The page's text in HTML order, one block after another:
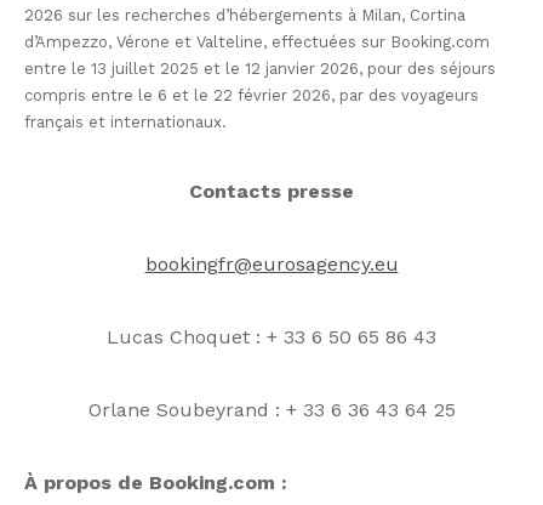
2026 sur les recherches d’hébergements à Milan, Cortina
d’Ampezzo, Vérone et Valteline, effectuées sur Booking.com
entre le 13 juillet 2025 et le 12 janvier 2026, pour des séjours
compris entre le 6 et le 22 février 2026, par des voyageurs
français et internationaux.
Contacts presse
bookingfr@eurosagency.eu
Lucas Choquet : + 33 6 50 65 86 43
Orlane Soubeyrand : + 33 6 36 43 64 25
À propos de Booking.com :